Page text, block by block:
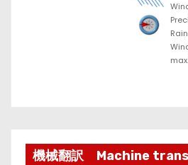
Rain
機械翻訳 Machine